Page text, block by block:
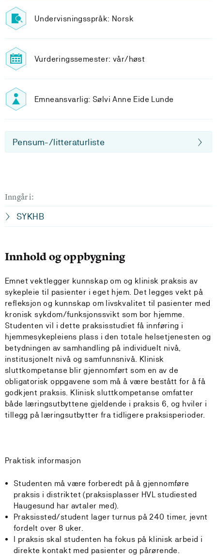
Undervisningsspråk: Norsk
Vurderingssemester: vår/høst
Emneansvarlig: Sølvi Anne Eide Lunde
Pensum-/litteraturliste
Inngår i:
SYKHB
Innhold og oppbygning
Emnet vektlegger kunnskap om og klinisk praksis av
sykepleie til pasienter i eget hjem. Det legges vekt på
refleksjon og kunnskap om livskvalitet til pasienter med
kronisk sykdom/funksjonssvikt som bor hjemme.
Studenten vil i dette praksisstudiet få innføring i
hjemmesykepleiens plass i den totale helsetjenesten og
betydningen av samhandling på individuelt nivå,
institusjonelt nivå og samfunnsnivå. Klinisk
sluttkompetanse blir gjennomført som en av de
obligatorisk oppgavene som må å være bestått for å få
godkjent praksis. Klinisk sluttkompetanse omfatter
både læringsutbyttene gjeldende i praksis 6, og hviler i
tillegg på læringsutbytter fra tidligere praksisperioder.
Praktisk informasjon
Studenten må være forberedt på å gjennomføre
praksis i distriktet (praksisplasser HVL studiested
Haugesund har avtaler med).
Praksissted/student lager turnus på 240 timer, jevnt
fordelt over 8 uker.
I praksis skal studenten ha fokus på klinisk arbeid i
direkte kontakt med pasienter og pårørende.